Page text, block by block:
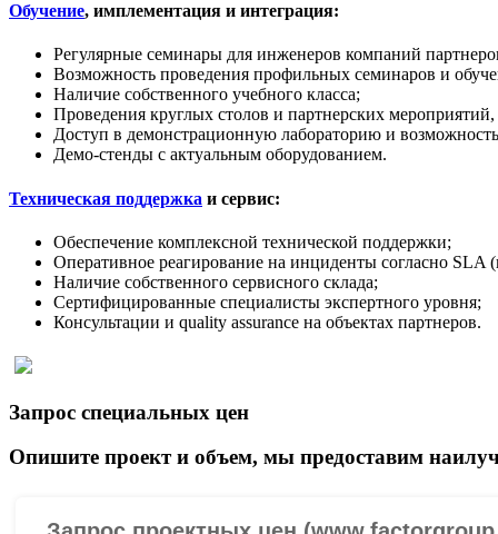
Обучение, имплементация и интеграция:
Регулярные семинары для инженеров компаний
Возможность проведения профильных семинаров и
Наличие собственного учебного класса;
Проведения круглых столов и партнерских
Доступ в демонстрационную лабораторию и
Демо-стенды с актуальным оборудованием.
Техническая поддержка и сервис:
Обеспечение комплексной технической поддержки;
Оперативное реагирование на инциденты согласно SLA
Наличие собственного сервисного склада;
Сертифицированные специалисты экспертного уровня;
Консультации и quality assurance на объектах партнеров.
Запрос специальных цен
Опишите проект и объем, мы предоставим